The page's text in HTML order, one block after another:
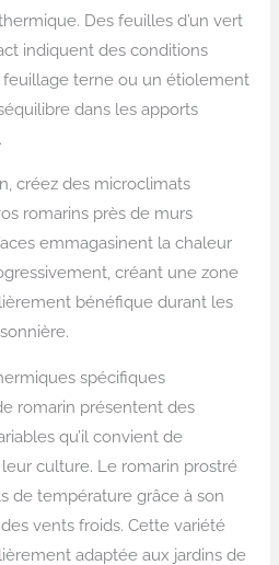
Des feuilles d’un vert
indiquent des conditions
feuillage terne ou un étiolement
dans les apports
créez des microclimats
romarins près de murs
emmagasinent la chaleur
créant une zone
bénéfique durant les
spécifiques
romarin présentent des
qu’il convient de
culture. Le romarin prostré
de température grâce à son
vents froids. Cette variété
adaptée aux jardins de